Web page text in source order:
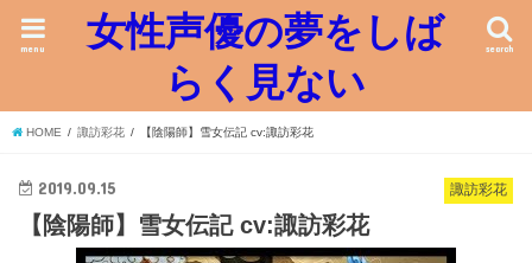
女性声優の夢をしば
らく見ない
search
menu
HOME 諏訪彩花 【陰陽師】雪女伝記 cv:諏訪彩花
諏訪彩花
2019.09.15
【陰陽師】雪女伝記 cv:諏訪彩花